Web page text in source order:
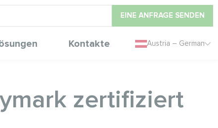
EINE ANFRAGE SENDEN
Kontakte Austria – German
zertifiziert